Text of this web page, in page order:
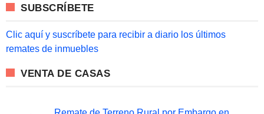
h
o
:
SUBSCRÍBETE
Clic aquí y suscríbete para recibir a diario los últimos
remates de inmuebles
VENTA DE CASAS